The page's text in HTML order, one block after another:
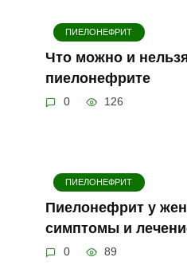
ПИЕЛОНЕФРИТ
Что можно и
пиелонефрите
0 126
ПИЕЛОНЕФРИТ
Пиелонефрит у
симптомы и
0 89